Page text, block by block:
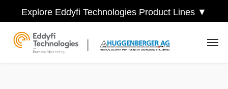
Explore Eddyfi Technologies Product Lines ▼